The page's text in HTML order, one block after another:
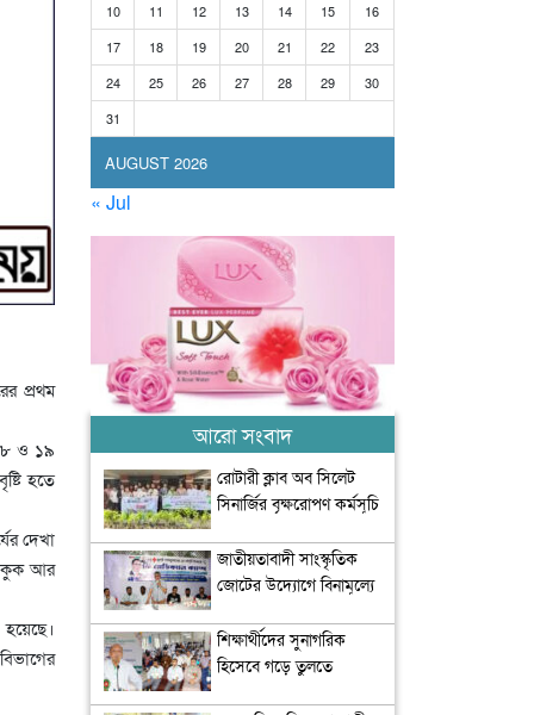
প্রথম
ও ১৯
হতে
দেখা
আর
AUGUST 2026
10
11 12 13 14 15
16
17
18 19 20 21 22
23
24
25 26 27 28 29
30
31
« Jul
আরো সংবাদ
রোটারী ক্লাব অব সিলেট
সিনার্জির বৃক্ষরোপণ কর্মসূচি
জাতীয়তাবাদী সাংস্কৃতিক
জোটের উদ্যোগে বিনামূল্যে
শিক্ষার্থীদের সুনাগরিক
হিসেবে গড়ে তুলতে